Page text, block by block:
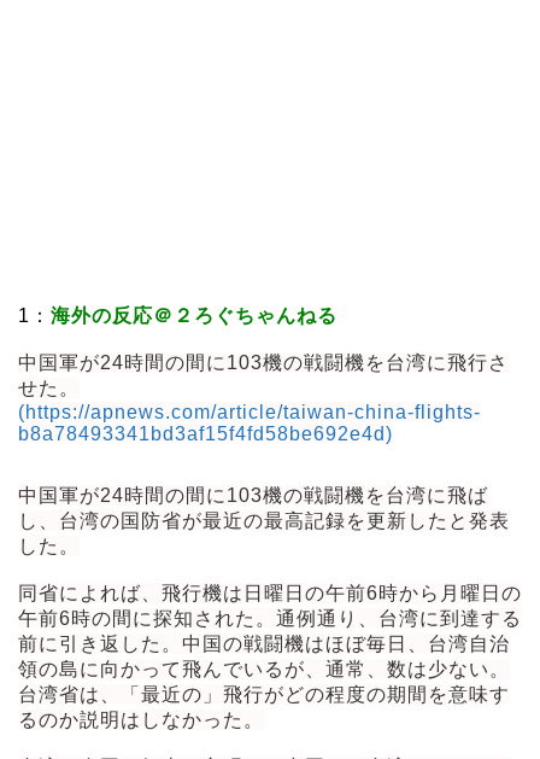
1： 海外の反応＠２ろぐちゃんねる
中国軍が24時間の間に103機の戦闘機を台湾に飛行さ
せた。
(https://apnews.com/article/taiwan-china-flights-
b8a78493341bd3af15f4fd58be692e4d)
中国軍が24時間の間に103機の戦闘機を台湾に飛ば
し、台湾の国防省が最近の最高記録を更新したと発表
した。
同省によれば、飛行機は日曜日の午前6時から月曜日の
午前6時の間に探知された。通例通り、台湾に到達する
前に引き返した。中国の戦闘機はほぼ毎日、台湾自治
領の島に向かって飛んでいるが、通常、数は少ない。
台湾省は、「最近の」飛行がどの程度の期間を意味す
るのか説明はしなかった。